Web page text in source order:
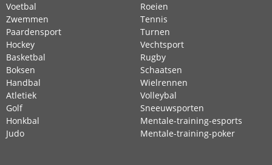
Voetbal
Zwemmen
Paardensport
Hockey
Basketbal
Boksen
Handbal
Atletiek
Golf
Honkbal
Judo
Roeien
Tennis
Turnen
Vechtsport
Rugby
Schaatsen
Wielrennen
Volleybal
Sneeuwsporten
Mentale-training-esports
Mentale-training-poker